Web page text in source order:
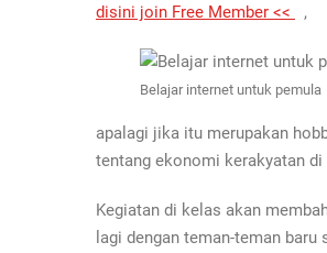
disini join Free Member <<
,
Belajar internet untuk pemula
apalagi jika itu merupakan
tentang ekonomi kerakyatan
Kegiatan di kelas akan
lagi dengan teman-teman